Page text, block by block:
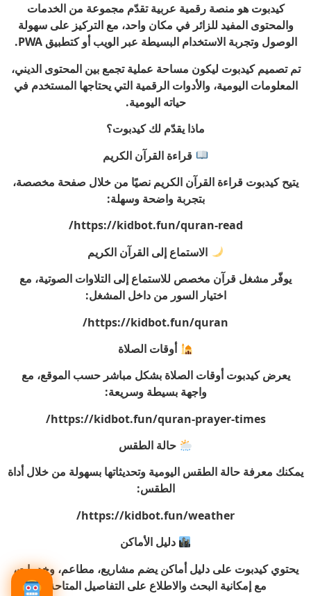
كيدبوت هو منصة رقمية عربية تقدّم مجموعة من الخدمات
والمحتوى المفيد للزائر في مكان واحد، مع التركيز على سهولة
الوصول وتجربة الاستخدام البسيطة عبر الويب أو كتطبيق PWA.
تم تصميم كيدبوت ليكون مساحة عملية تجمع بين المحتوى الديني،
المعلومات اليومية، والأدوات الرقمية التي يحتاجها المستخدم في
حياته اليومية.
ماذا يقدّم لك كيدبوت؟
قراءة القرآن الكريم
يتيح كيدبوت قراءة القرآن الكريم نصيًا من خلال صفحة مخصصة،
بتجربة واضحة وسهلة:
https://kidbot.fun/quran-read/
الاستماع إلى القرآن الكريم
يوفّر مشغل قرآن مخصص للاستماع إلى التلاوات الصوتية، مع
اختيار السور من داخل المشغل:
https://kidbot.fun/quran/
أوقات الصلاة
يعرض كيدبوت أوقات الصلاة بشكل مباشر حسب الموقع، مع
واجهة بسيطة وسريعة:
https://kidbot.fun/quran-prayer-times/
حالة الطقس
يمكنك معرفة حالة الطقس اليومية وتحديثاتها بسهولة من خلال أداة
الطقس:
https://kidbot.fun/weather/
دليل الأماكن
يحتوي كيدبوت على دليل أماكن يضم مشاريع، مطاعم، وخدمات،
مع إمكانية البحث والاطلاع على التفاصيل المتاحة: